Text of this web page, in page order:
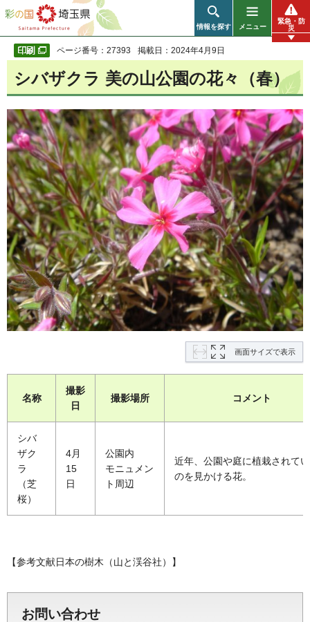
彩の国 埼玉県
情報を探す メニュー
緊急・防
災
ページ番号：27393 掲載日：2024年4月9日
シバザクラ 美の山公園の花々（春）
画面サイズで表示
名称
撮影
日
撮影場所 コメント
シバ
ザク
ラ
（芝
桜）
4月
15
日
公園内
モニュメン
ト周辺
近年、公園や庭に植栽されて
のを見かける花。
【参考文献日本の樹木（山と渓谷社）】
お問い合わせ